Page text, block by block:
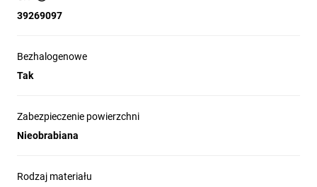
39269097
Bezhalogenowe
Tak
Zabezpieczenie powierzchni
Nieobrabiana
Rodzaj materiału